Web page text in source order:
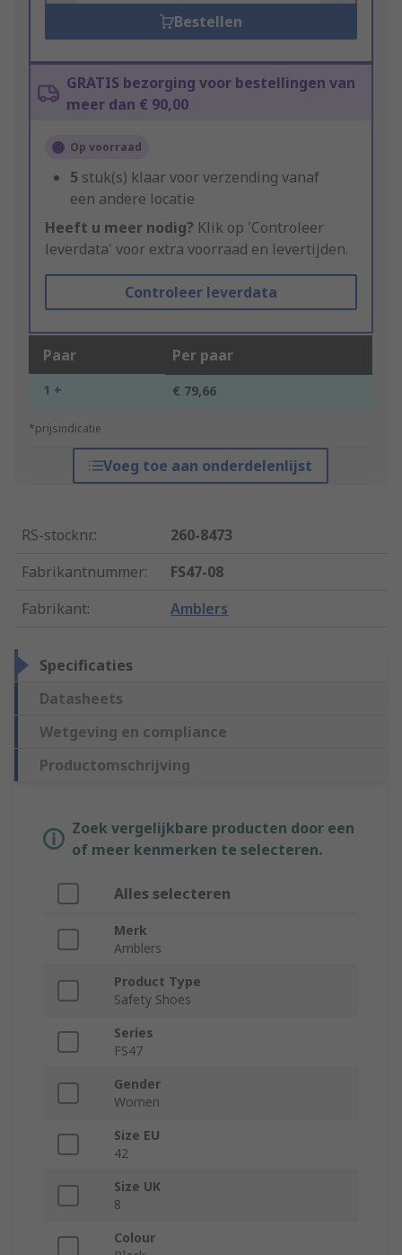
Bestellen
GRATIS bezorging voor bestellingen van
meer dan € 90,00
Op voorraad
5 stuk(s) klaar voor verzending vanaf
een andere locatie
Heeft u meer nodig? Klik op 'Controleer
leverdata' voor extra voorraad en levertijden.
Controleer leverdata
Paar Per paar
1 + € 79,66
*prijsindicatie
Voeg toe aan onderdelenlijst
RS-stocknr.:
260-8473
Fabrikantnummer:
FS47-08
Fabrikant: Amblers
Specificaties
Datasheets
Wetgeving en compliance
Productomschrijving
Zoek vergelijkbare producten door een
of meer kenmerken te selecteren.
Alles selecteren
Merk
Amblers
Product Type
Safety Shoes
Series
FS47
Gender
Women
Size EU
42
Size UK
8
Colour